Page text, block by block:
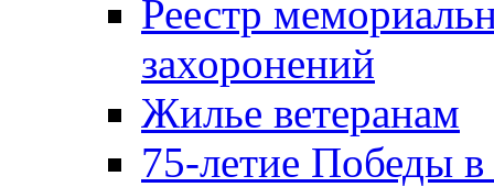
Реестр
захоронений
Жилье ветеранам
75-летие Победы